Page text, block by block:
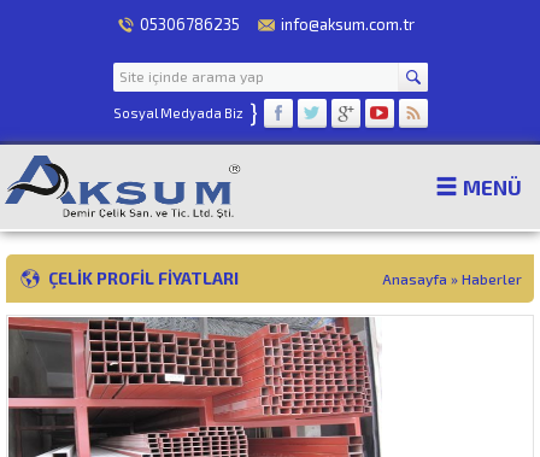
05306786235 info@aksum.com.tr
Sosyal Medyada Biz }
MENÜ
ÇELIK PROFIL FIYATLARI Anasayfa » Haberler